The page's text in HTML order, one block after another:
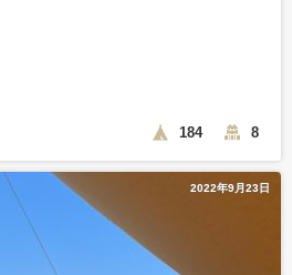
184 8
2022年9月23日